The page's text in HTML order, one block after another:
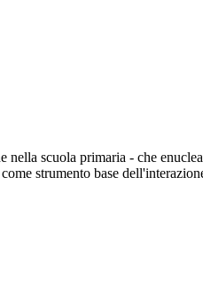
scuola primaria - che
strumento base